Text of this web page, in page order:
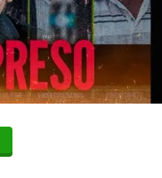
e
l
a
b